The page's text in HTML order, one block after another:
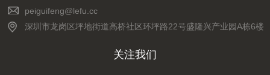
peiguifeng@lefu.cc
深圳市龙岗区坪地街道高桥社区环坪路22号盛隆兴产业园A栋6楼
关注我们